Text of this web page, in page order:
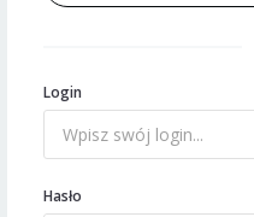
Login
Hasło